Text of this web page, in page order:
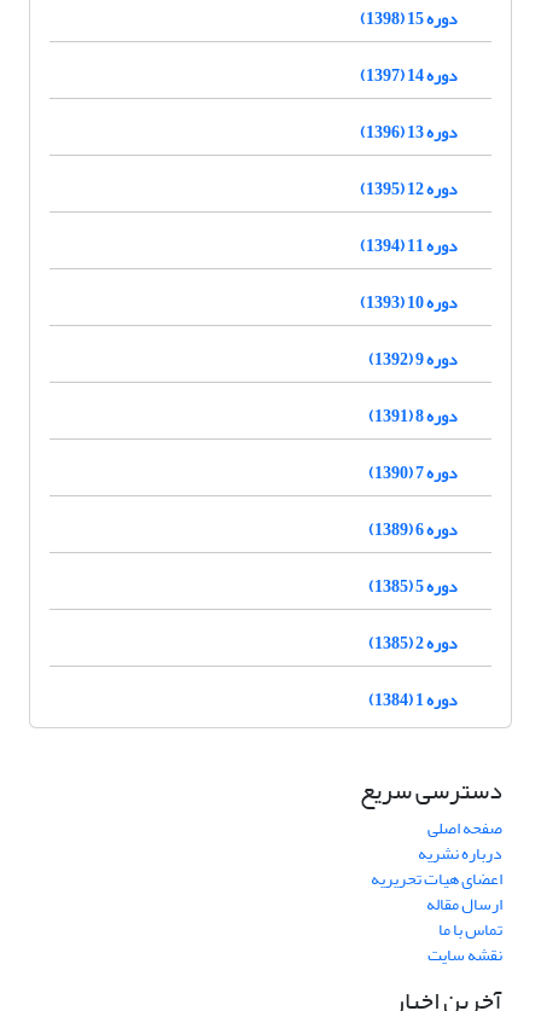
دوره 15 (1398)
دوره 14 (1397)
دوره 13 (1396)
دوره 12 (1395)
دوره 11 (1394)
دوره 10 (1393)
دوره 9 (1392)
دوره 8 (1391)
دوره 7 (1390)
دوره 6 (1389)
دوره 5 (1385)
دوره 2 (1385)
دوره 1 (1384)
دسترسی سریع
صفحه اصلی
درباره نشریه
اعضای هیات تحریریه
ارسال مقاله
تماس با ما
نقشه سایت
آخرین اخبار